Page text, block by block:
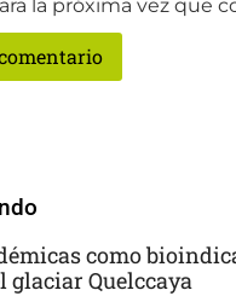
la próxima vez que
como
glaciar Quelccaya